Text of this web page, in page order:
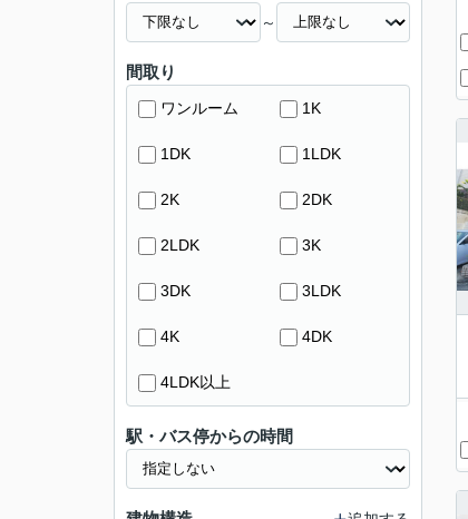
～
間取り
ワンルーム 1K
1DK 1LDK
2K 2DK
2LDK 3K
3DK 3LDK
4K 4DK
4LDK以上
駅・バス停からの時間